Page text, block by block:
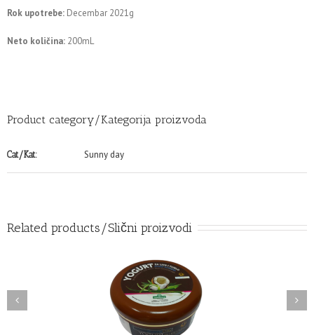
Rok upotrebe: Decembar 2021g
Neto količina: 200mL
Product category/Kategorija proizvoda
Cat/Kat: Sunny day
Related products/Slični proizvodi
Sunny day Yogurt
Sunny day uljani ekstrakt